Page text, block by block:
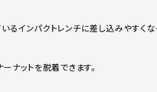
インパクトレンチに差し込みやすくな
ナットを脱着できます。